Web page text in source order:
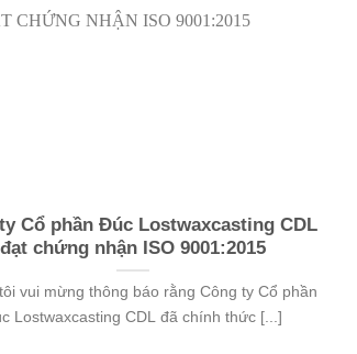
Cổ phần Đúc Lostwaxcasting CDL
đạt chứng nhận ISO 9001:2015
vui mừng thông báo rằng Công ty Cổ phần
Lostwaxcasting CDL đã chính thức [...]